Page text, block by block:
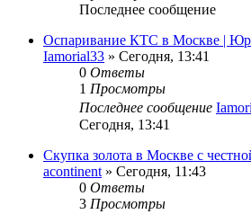
Последнее сообщение
Оспаривание КТС в Москве |
Iamorial33 » Сегодня, 13:41
0 Ответы
1 Просмотры
Последнее сообщение
Сегодня, 13:41
Скупка золота в Москве с
acontinent » Сегодня, 11:43
0 Ответы
3 Просмотры